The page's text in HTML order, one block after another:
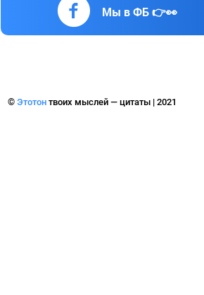
Мы в ФБ 👉👀
© Этотон твоих мыслей — цитаты | 2021